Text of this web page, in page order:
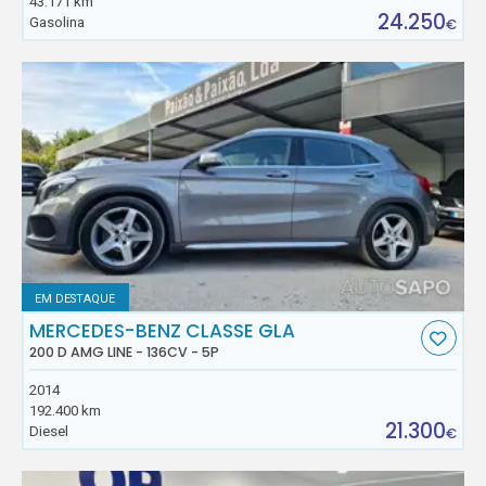
Gasolina
24.250€
EM DESTAQUE
MERCEDES-BENZ CLASSE GLA
200 D AMG LINE - 136CV - 5P
2014
192.400 km
Diesel
21.300€